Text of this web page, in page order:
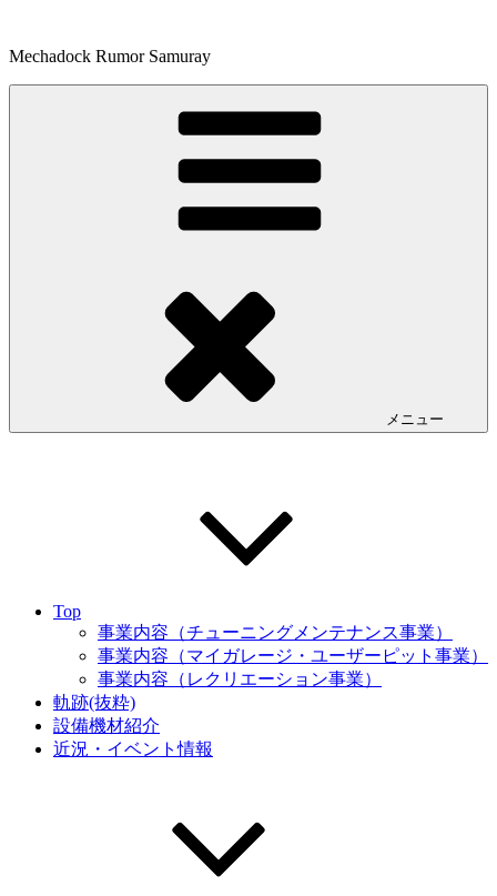
テ
ン
Mechadock Rumor Samuray
メニュー
Top
事業内容（チューニングメンテナンス事業）
事業内容（マイガレージ・ユーザーピット事業）
事業内容（レクリエーション事業）
軌跡(抜粋)
設備機材紹介
近況・イベント情報